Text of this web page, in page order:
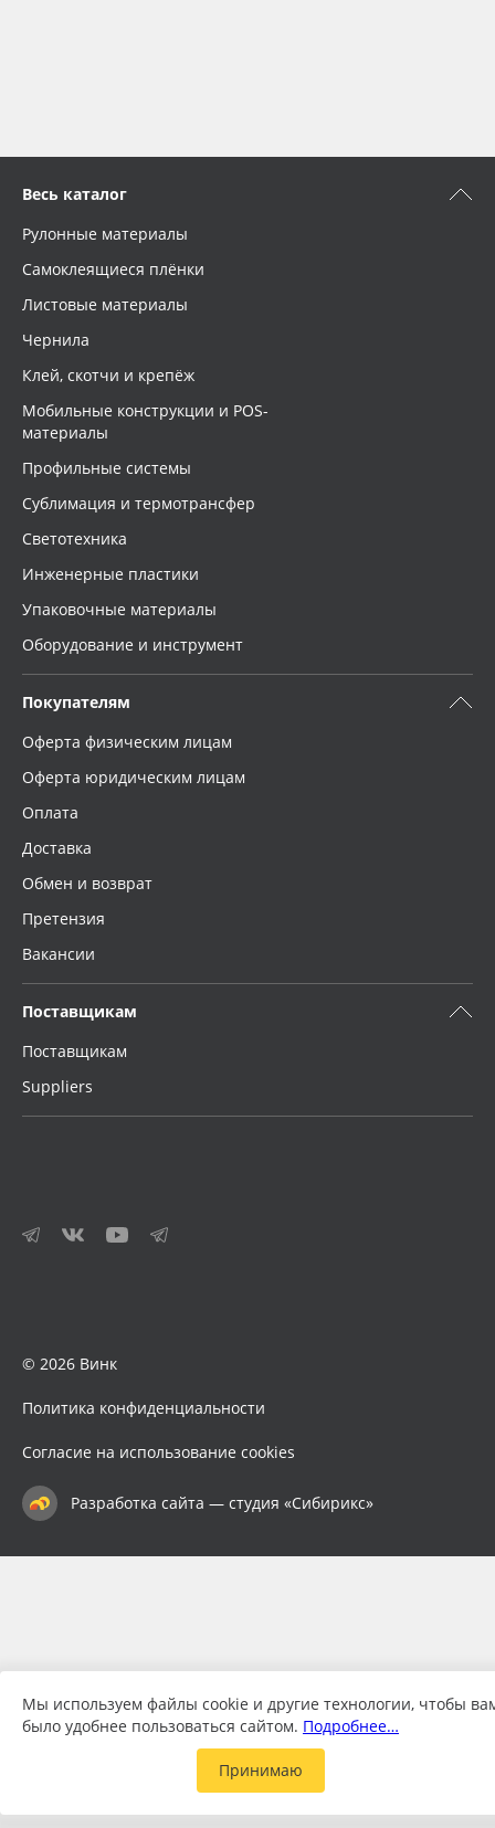
Весь каталог
Рулонные материалы
Самоклеящиеся плёнки
Листовые материалы
Чернила
Клей, скотчи и крепёж
Мобильные конструкции и POS-
материалы
Профильные системы
Сублимация и термотрансфер
Светотехника
Инженерные пластики
Упаковочные материалы
Оборудование и инструмент
Покупателям
Оферта физическим лицам
Оферта юридическим лицам
Оплата
Доставка
Обмен и возврат
Претензия
Вакансии
Поставщикам
Поставщикам
Suppliers
© 2026 Винк
Политика конфиденциальности
Согласие на использование cookies
Разработка сайта — студия «Сибирикс»
Мы используем файлы cookie и другие технологии, чтобы
было удобнее пользоваться сайтом. Подробнее…
Принимаю